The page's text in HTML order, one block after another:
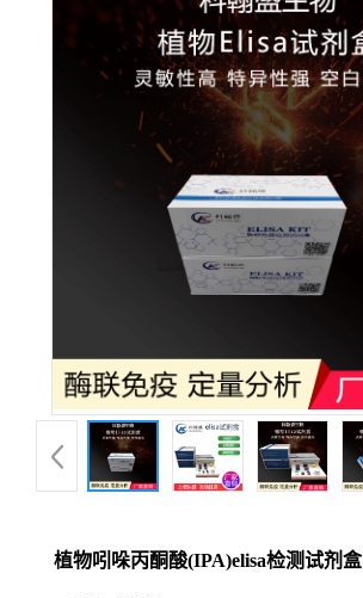
植物吲哚丙酮酸(IPA)elisa检测试剂盒